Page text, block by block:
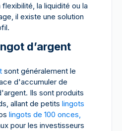
la liquidité ou la
il existe une solution
d’argent
sont généralement le
d'accumuler de
Ils sont produits
allant de petits lingots
lingots de 100 onces,
pour les investisseurs